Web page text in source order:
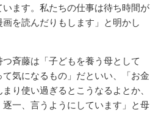
ます。私たちの仕事は待ち時間が
を読んだりもします」と明かし
斉藤は「子どもを養う母として
気になるもの」だといい、「お金
り使い過ぎるとこうなるよとか、
一、言うようにしています」と母